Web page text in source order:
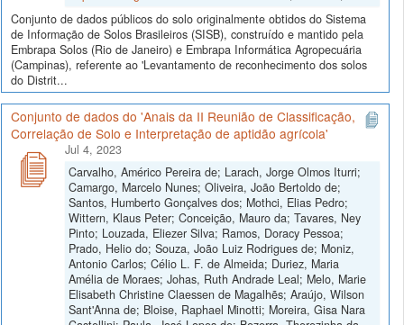
Conjunto de dados públicos do solo originalmente obtidos do Sistema
de Informação de Solos Brasileiros (SISB), construído e mantido pela
Embrapa Solos (Rio de Janeiro) e Embrapa Informática Agropecuária
(Campinas), referente ao 'Levantamento de reconhecimento dos solos
do Distrit...
Conjunto de dados do 'Anais da II Reunião de Classificação,
Correlação de Solo e Interpretação de aptidão agrícola'
Jul 4, 2023
Carvalho, Américo Pereira de; Larach, Jorge Olmos Iturri;
Camargo, Marcelo Nunes; Oliveira, João Bertoldo de;
Santos, Humberto Gonçalves dos; Mothci, Elias Pedro;
Wittern, Klaus Peter; Conceição, Mauro da; Tavares, Ney
Pinto; Louzada, Eliezer Silva; Ramos, Doracy Pessoa;
Prado, Helio do; Souza, João Luiz Rodrigues de; Moniz,
Antonio Carlos; Célio L. F. de Almeida; Duriez, Maria
Amélia de Moraes; Johas, Ruth Andrade Leal; Melo, Marie
Elisabeth Christine Claessen de Magalhẽs; Araújo, Wilson
Sant'Anna de; Bloise, Raphael Minotti; Moreira, Gisa Nara